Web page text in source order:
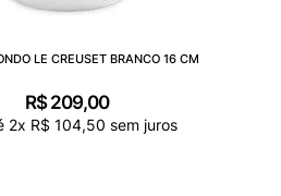
LE CREUSET BRANCO 16 CM
R$ 209,00
2x R$ 104,50 sem juros